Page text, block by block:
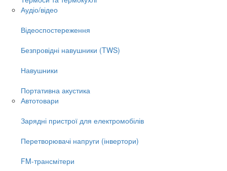
Аудіо/відео
Відеоспостереження
Безпровідні навушники (TWS)
Навушники
Портативна акустика
Автотовари
Зарядні пристрої для електромобілів
Перетворювачі напруги (інвертори)
FM-трансмітери